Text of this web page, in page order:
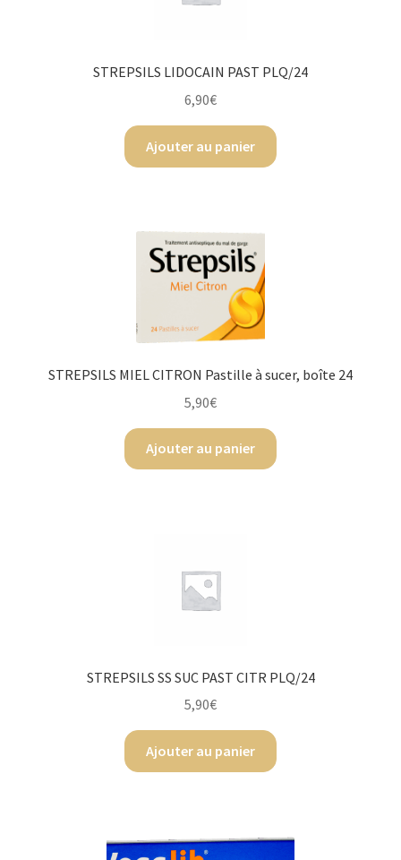
STREPSILS LIDOCAIN PAST PLQ/24
6,90€
Ajouter au panier
STREPSILS MIEL CITRON Pastille à sucer, boîte 24
5,90€
Ajouter au panier
STREPSILS SS SUC PAST CITR PLQ/24
5,90€
Ajouter au panier